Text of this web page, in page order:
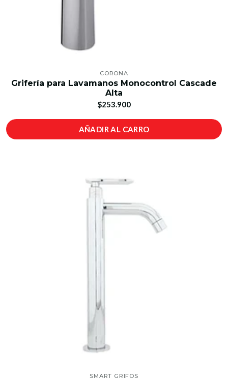
CORONA
Grifería para Lavamanos Monocontrol Cascade
Alta
$253.900
AÑADIR AL CARRO
SMART GRIFOS